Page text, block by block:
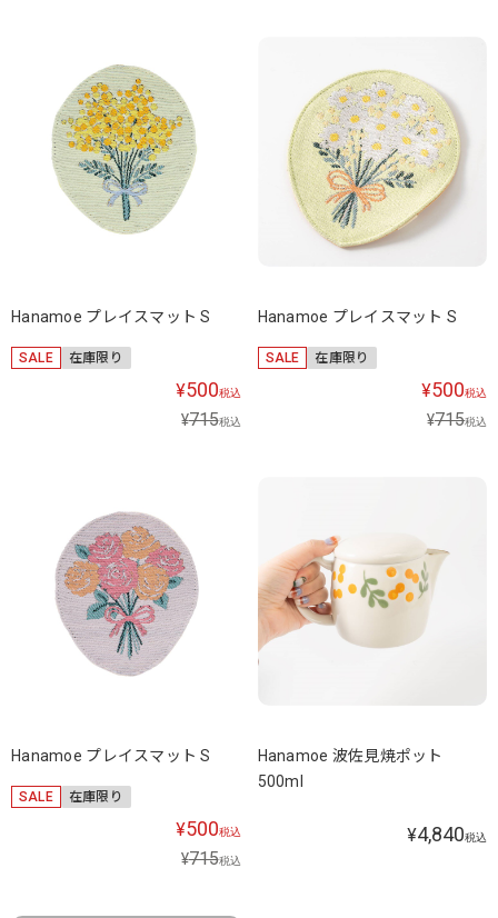
Hanamoe プレイスマット S
SALE 在庫限り
¥500税込
¥715税込
Hanamoe プレイスマット S
SALE 在庫限り
¥500税込
¥715税込
Hanamoe プレイスマット S
SALE 在庫限り
¥500税込
¥715税込
Hanamoe 波佐見焼ポット
500ml
¥4,840税込